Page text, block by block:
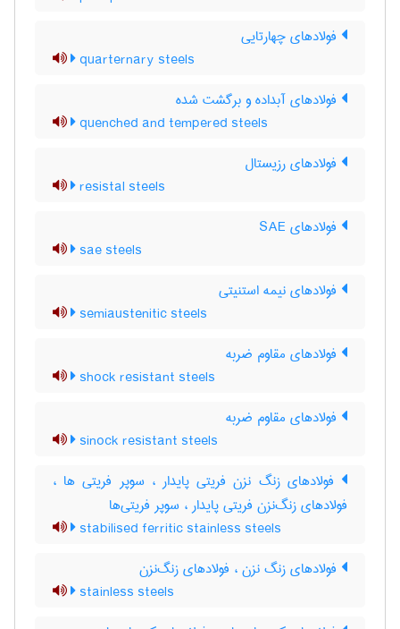
فولادهای چهارتایی
quarternary steels
فولادهای آبداده و برگشت شده
quenched and tempered steels
فولادهای رزیستال
resistal steels
فولادهای SAE
sae steels
فولادهای نیمه استنیتی
semiaustenitic steels
فولادهای مقاوم ضربه
shock resistant steels
فولادهای مقاوم ضربه
sinock resistant steels
فولادهای زنگ نزن فریتی پایدار ، سوپر فریتی ها ،
فولادهای زنگ‌نزن فریتی پایدار ، سوپر فریتی‌ها
stabilised ferritic stainless steels
فولادهای زنگ نزن ، فولادهای زنگ‌نزن
stainless steels